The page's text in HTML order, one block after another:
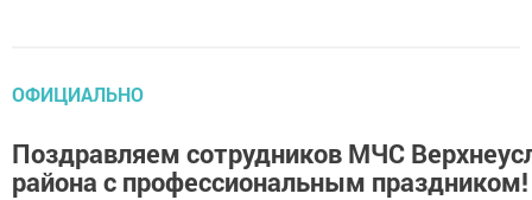
ОФИЦИАЛЬНО
Поздравляем сотрудников МЧС
района с профессиональным праздником!